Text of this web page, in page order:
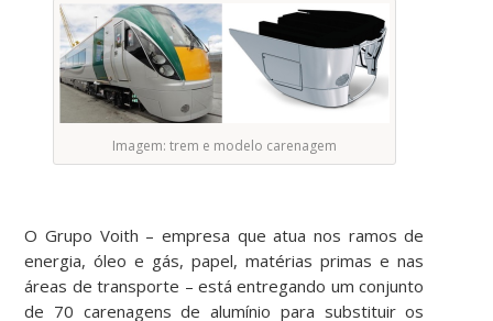
Imagem: trem e modelo carenagem
O Grupo Voith – empresa que atua nos ramos de
energia, óleo e gás, papel, matérias primas e nas
áreas de transporte – está entregando um conjunto
de 70 carenagens de alumínio para substituir os